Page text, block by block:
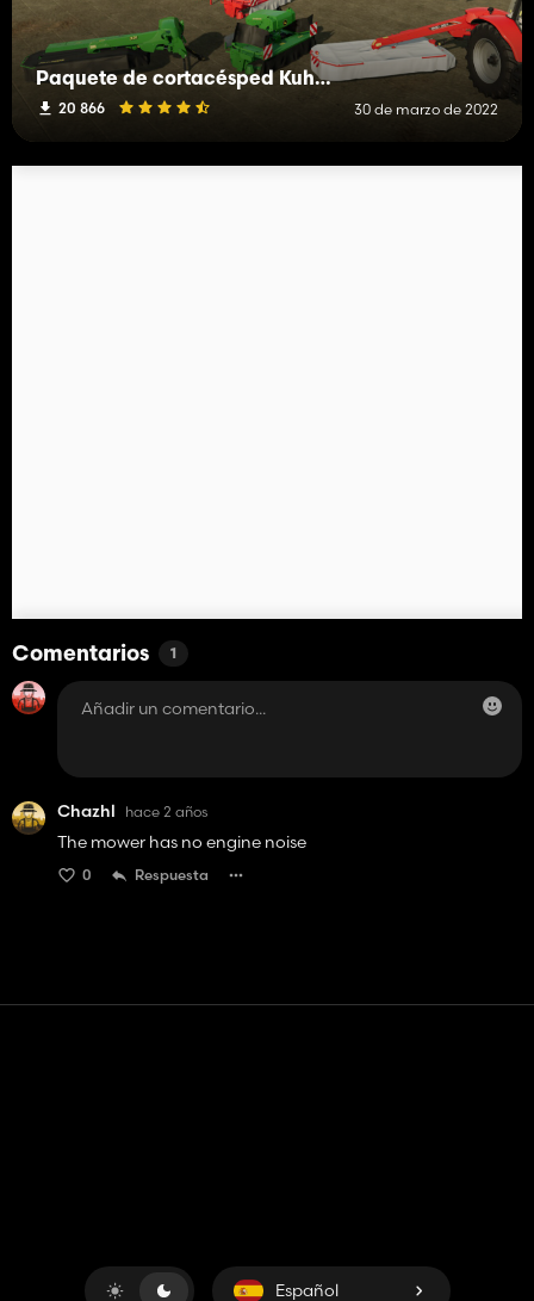
Paquete de cortacésped Kuhn y John Deere
20 866 30 de marzo de 2022
Comentarios 1
Chazhl hace 2 años
The mower has no engine noise
0 Respuesta
Español